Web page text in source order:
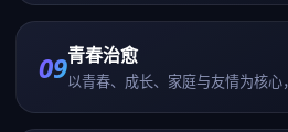
09青春治愈
以青春、成长、家庭与友情为核心